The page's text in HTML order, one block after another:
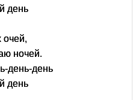
день
очей,
ночей.
день-день
день